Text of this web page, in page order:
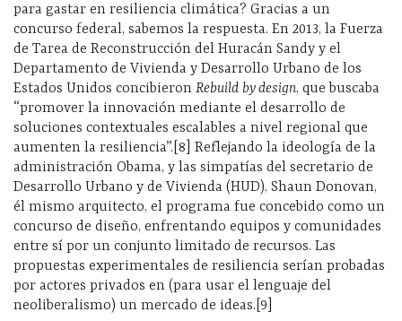
para gastar en resiliencia climática? Gracias a un
concurso federal, sabemos la respuesta. En 2013, la Fuerza
de Tarea de Reconstrucción del Huracán Sandy y el
Departamento de Vivienda y Desarrollo Urbano de los
Estados Unidos concibieron Rebuild by design, que buscaba
“promover la innovación mediante el desarrollo de
soluciones contextuales escalables a nivel regional que
aumenten la resiliencia”.[8] Reflejando la ideología de la
administración Obama, y ​​las simpatías del secretario de
Desarrollo Urbano y de Vivienda (HUD), Shaun Donovan,
él mismo arquitecto, el programa fue concebido como un
concurso de diseño, enfrentando equipos y comunidades
entre sí por un conjunto limitado de recursos. Las
propuestas experimentales de resiliencia serían probadas
por actores privados en (para usar el lenguaje del
neoliberalismo) un mercado de ideas.[9]